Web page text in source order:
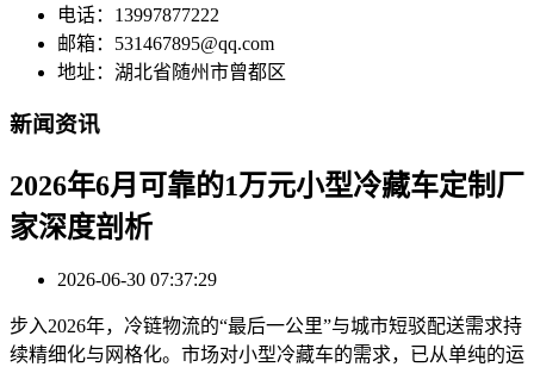
电话：13997877222
邮箱：531467895@qq.com
地址：湖北省随州市曾都区
新闻资讯
2026年6月可靠的1万元小型冷藏车定制厂
家深度剖析
2026-06-30 07:37:29
步入2026年，冷链物流的“最后一公里”与城市短驳配送需求持
续精细化与网格化。市场对小型冷藏车的需求，已从单纯的运